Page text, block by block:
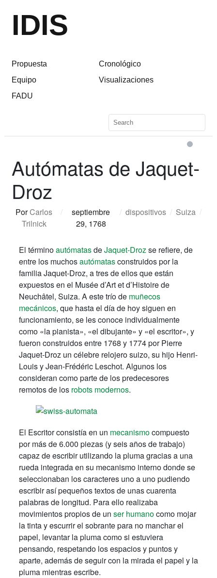
IDIS
Propuesta
Equipo
FADU
Cronológico
Visualizaciones
Autómatas de Jaquet-
Droz
PorCarlos
Trilnick
/
septiembre
29, 1768
/ dispositivos / Suiza /
El términoautómatasdeJaquet-Drozse refiere, de
entre los muchosautómatasconstruidos por la
familia Jaquet-Droz, a tres de ellos que están
expuestos en el Musée d’Art et d’Histoire de
Neuchâtel, Suiza. A este trío de muñecos
mecánicos, que hasta el día de hoy siguen en
funcionamiento, se les conoce individualmente
como «la pianista», «el dibujante» y «el escritor», y
fueron construidos entre 1768 y 1774 porPierre
Jaquet-Droz un célebre relojero suizo, su hijo Henri-
Louis y Jean-Frédéric Leschot. Algunos los
consideran como parte de los predecesores
remotos de los robots modernos.
El Escritor consistía en un mecanismocompuesto
por más de 6.000 piezas (y seis años de trabajo)
capaz de escribir utilizando la pluma gracias a una
rueda integrada en su mecanismo interno donde se
seleccionaban los caracteres uno a uno pudiendo
escribir así pequeños textos de unas cuarenta
palabras de longitud. Para ello realizaba
movimientos propios de un ser humanocomo mojar
la tinta y escurrir el sobrante para no manchar el
papel, levantar la pluma como si estuviera
pensando, respetando los espacios y puntos y
aparte, además de seguir con la mirada el papel y la
pluma mientras escribe.